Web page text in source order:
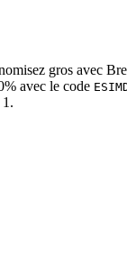
gros avec
avec le code